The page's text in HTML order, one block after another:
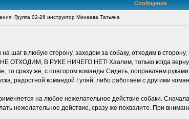
Сообщение
Группа 02-26 инструктор Минаева Татьяна
шаг в любую сторону, заходом за собаку, отходим в
ОТХОДИМ, В РУКЕ НИЧЕГО НЕТ! Хаалим, только когда
сразу же, с повтором команды Сидеть, поправляем
радостной командой Гуляй, либо работаем с другими
на любое нежелательное действие собаки.
нежелательное действие, сразу же похвалите. При